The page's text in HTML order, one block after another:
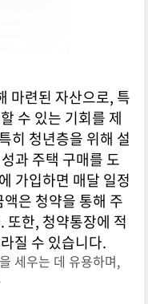
마련된 자산으로, 특
수 있는 기회를 제
히 청년층을 위해 설
과 주택 구매를 도
가입하면 매달 일정
은 청약을 통해 주
또한, 청약통장에 적
질 수 있습니다.
세우는 데 유용하며,